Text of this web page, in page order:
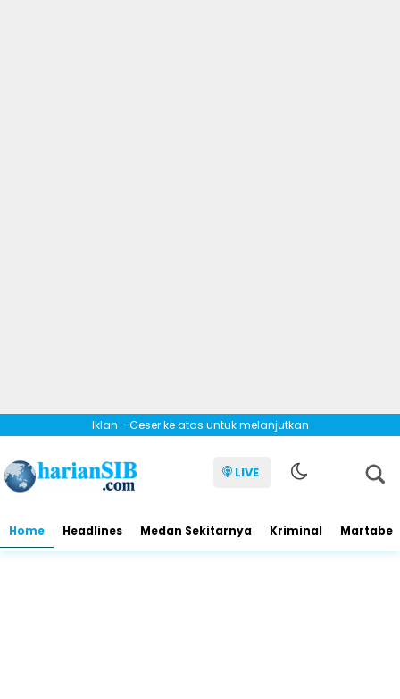
Iklan - Geser ke atas untuk melanjutkan
LIVE
Home Headlines Medan Sekitarnya Kriminal Martabe